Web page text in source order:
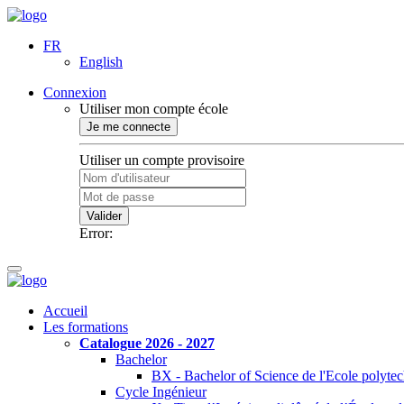
FR
English
Connexion
Utiliser mon compte école
Je me connecte
Utiliser un compte provisoire
Valider
Error:
Accueil
Les formations
Catalogue 2026 - 2027
Bachelor
BX - Bachelor of Science de l'Ecole
Cycle Ingénieur